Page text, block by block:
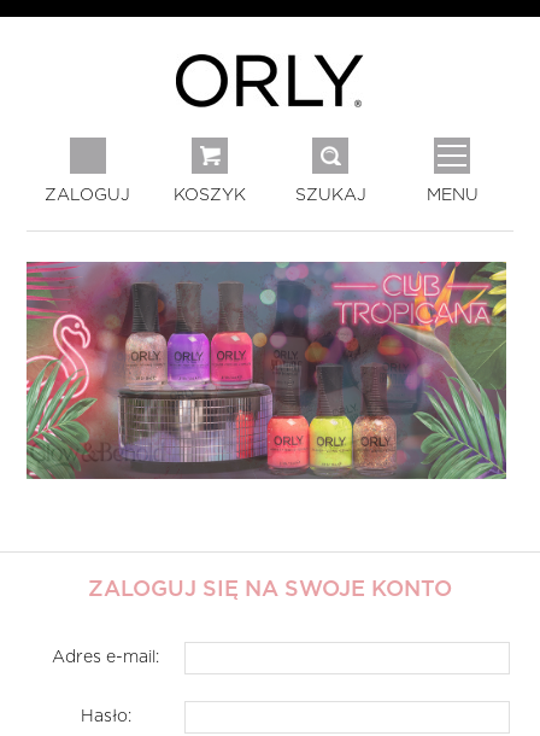
ZALOGUJ KOSZYK SZUKAJ MENU
ZALOGUJ SIĘ NA SWOJE KONTO
Adres e-mail:
Hasło: